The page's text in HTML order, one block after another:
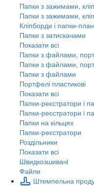
Папки з зажимами,
Папки з зажимами,
Кліпборди і папки-
Папки з затискачами
Показати всі
Папки з файлами,
Папки з файлами,
Папки з файлами
Портфелі пластикові
Показати всі
Папки-реєстратори і
Папки-реєстратори і
Папки на кільцях
Папки-реєстратори
Роздільники
Показати всі
Швидкозшивачi
Файли
Штемпельна